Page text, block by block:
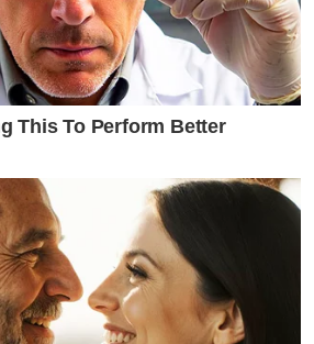
This To Perform Better